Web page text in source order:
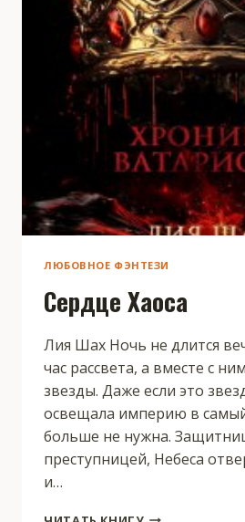
ЛЮБОВНОЕ ФЭНТЕЗИ
Сердце Хаоса
Лия Шах Ночь не длится
час рассвета, а вместе с
звезды. Даже если это
освещала империю в
больше не нужна.
преступницей, Небеса
и…
СЕРДЦЕ